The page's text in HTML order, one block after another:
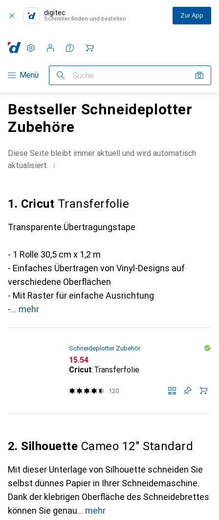
digitec
Schneller finden und bestellen Zur App
Navigation nach Kategorien
Menü Suche
Einstellungen
Kundenkonto
Vergleichslisten
Merklisten
Warenkorb
Bestseller Schneideplotter
Zubehöre
Diese Seite bleibt immer aktuell und wird automatisch
aktualisiert. i
1. Cricut Transferfolie
Transparente Übertragungstape
- 1 Rolle 30,5 cm x 1,2 m
- Einfaches Übertragen von Vinyl-Designs auf
verschiedene Oberflächen
- Mit Raster für einfache Ausrichtung
-
mehr
Schneideplotter Zubehör
CHF
15.54
Cricut Transferfolie
120
2. Silhouette Cameo 12" Standard
Mit dieser Unterlage von Silhouette schneiden Sie
selbst dünnes Papier in Ihrer Schneidemaschine.
Dank der klebrigen Oberfläche des Schneidebrettes
können Sie genau
mehr